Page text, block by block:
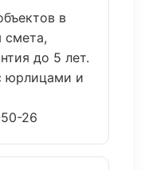
в
смета,
до 5 лет.
юрлицами и
26